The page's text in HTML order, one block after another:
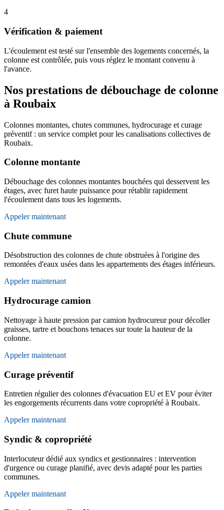
4
Vérification & paiement
L'écoulement est testé sur l'ensemble des logements concernés, la
colonne est contrôlée, puis vous réglez le montant convenu à
l'avance.
Nos prestations de débouchage de colonne
à Roubaix
Colonnes montantes, chutes communes, hydrocurage et curage
préventif : un service complet pour les canalisations collectives de
Roubaix.
Colonne montante
Débouchage des colonnes montantes bouchées qui desservent les
étages, avec furet haute puissance pour rétablir rapidement
l'écoulement dans tous les logements.
Appeler maintenant
Chute commune
Désobstruction des colonnes de chute obstruées à l'origine des
remontées d'eaux usées dans les appartements des étages inférieurs.
Appeler maintenant
Hydrocurage camion
Nettoyage à haute pression par camion hydrocureur pour décoller
graisses, tartre et bouchons tenaces sur toute la hauteur de la
colonne.
Appeler maintenant
Curage préventif
Entretien régulier des colonnes d'évacuation EU et EV pour éviter
les engorgements récurrents dans votre copropriété à Roubaix.
Appeler maintenant
Syndic & copropriété
Interlocuteur dédié aux syndics et gestionnaires : intervention
d'urgence ou curage planifié, avec devis adapté pour les parties
communes.
Appeler maintenant